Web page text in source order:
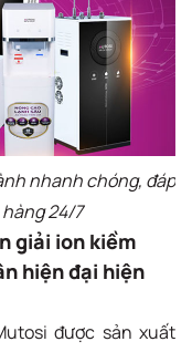
nhanh chóng, đáp
24/7
giải ion kiềm
hiện đại hiện
được sản xuất